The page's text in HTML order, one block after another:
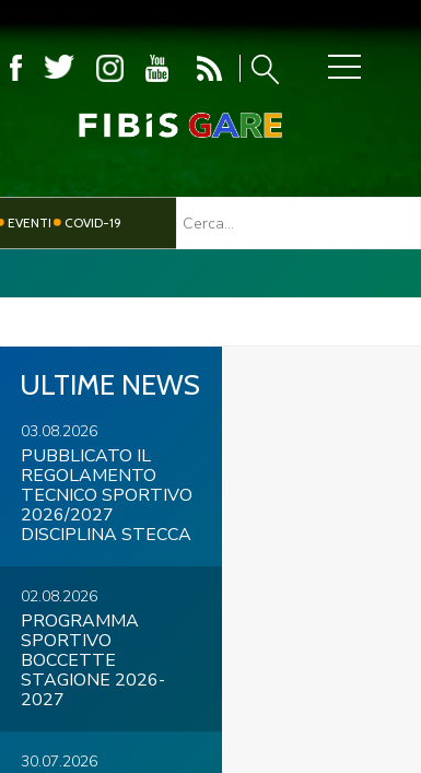
COVID-19
EVENTI COVID-19
ULTIME NEWS
03.08.2026
PUBBLICATO IL
REGOLAMENTO
TECNICO SPORTIVO
2026/2027
DISCIPLINA STECCA
02.08.2026
PROGRAMMA
SPORTIVO
BOCCETTE
STAGIONE 2026-
2027
30.07.2026